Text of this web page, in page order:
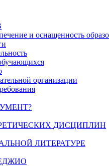
и оснащенность
организации
ДИСЦИПЛИН
ЛИТЕРАТУРЕ